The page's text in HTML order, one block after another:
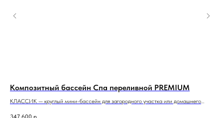
Композитный бассейн Спа переливной PREMIUM
КЛАССИК — круглый мини-бассейн для загородного участка или домашнего
347 600 р.